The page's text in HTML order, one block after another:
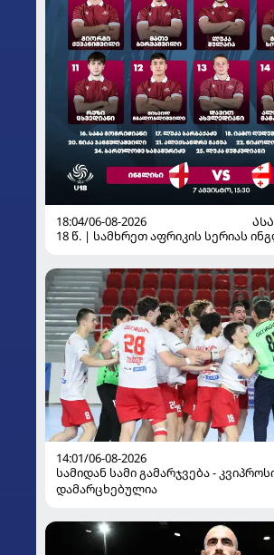
18:04/06-08-2026
18 წ. | სამხრეთ აფრიკის სერიას
14:01/06-08-2026
სამიდან სამი გამარჯვება -
დამარცხებულია